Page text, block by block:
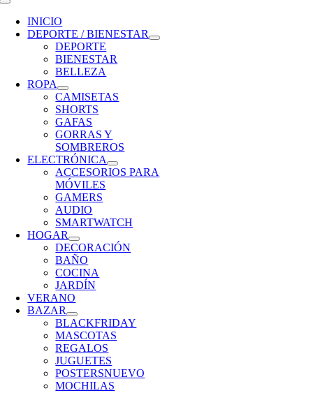
Toggle
Navigation
INICIO
DEPORTE / BIENESTAR
DEPORTE
BIENESTAR
BELLEZA
ROPA
CAMISETAS
SHORTS
GAFAS
GORRAS Y
SOMBREROS
ELECTRÓNICA
ACCESORIOS PARA
MÓVILES
GAMERS
AUDIO
SMARTWATCH
HOGAR
DECORACIÓN
BAÑO
COCINA
JARDÍN
VERANO
BAZAR
BLACKFRIDAY
MASCOTAS
REGALOS
JUGUETES
POSTERSNUEVO
MOCHILAS